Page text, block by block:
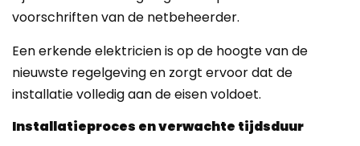
voorschriften van de netbeheerder.
Een erkende elektricien is op de hoogte van de
nieuwste regelgeving en zorgt ervoor dat de
installatie volledig aan de eisen voldoet.
Installatieproces en verwachte tijdsduur